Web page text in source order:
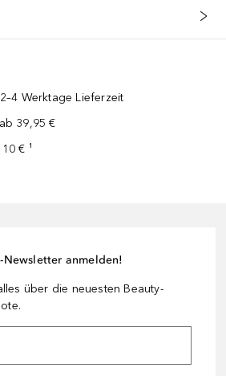
Werktage Lieferzeit
39,95 €
€ ¹
Newsletter anmelden!
über die neuesten Beauty-